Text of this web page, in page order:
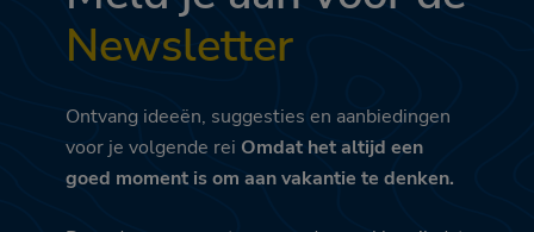
Newsletter
Ontvang ideeën, suggesties en aanbiedingen
voor je volgende rei Omdat het altijd een
goed moment is om aan vakantie te denken.